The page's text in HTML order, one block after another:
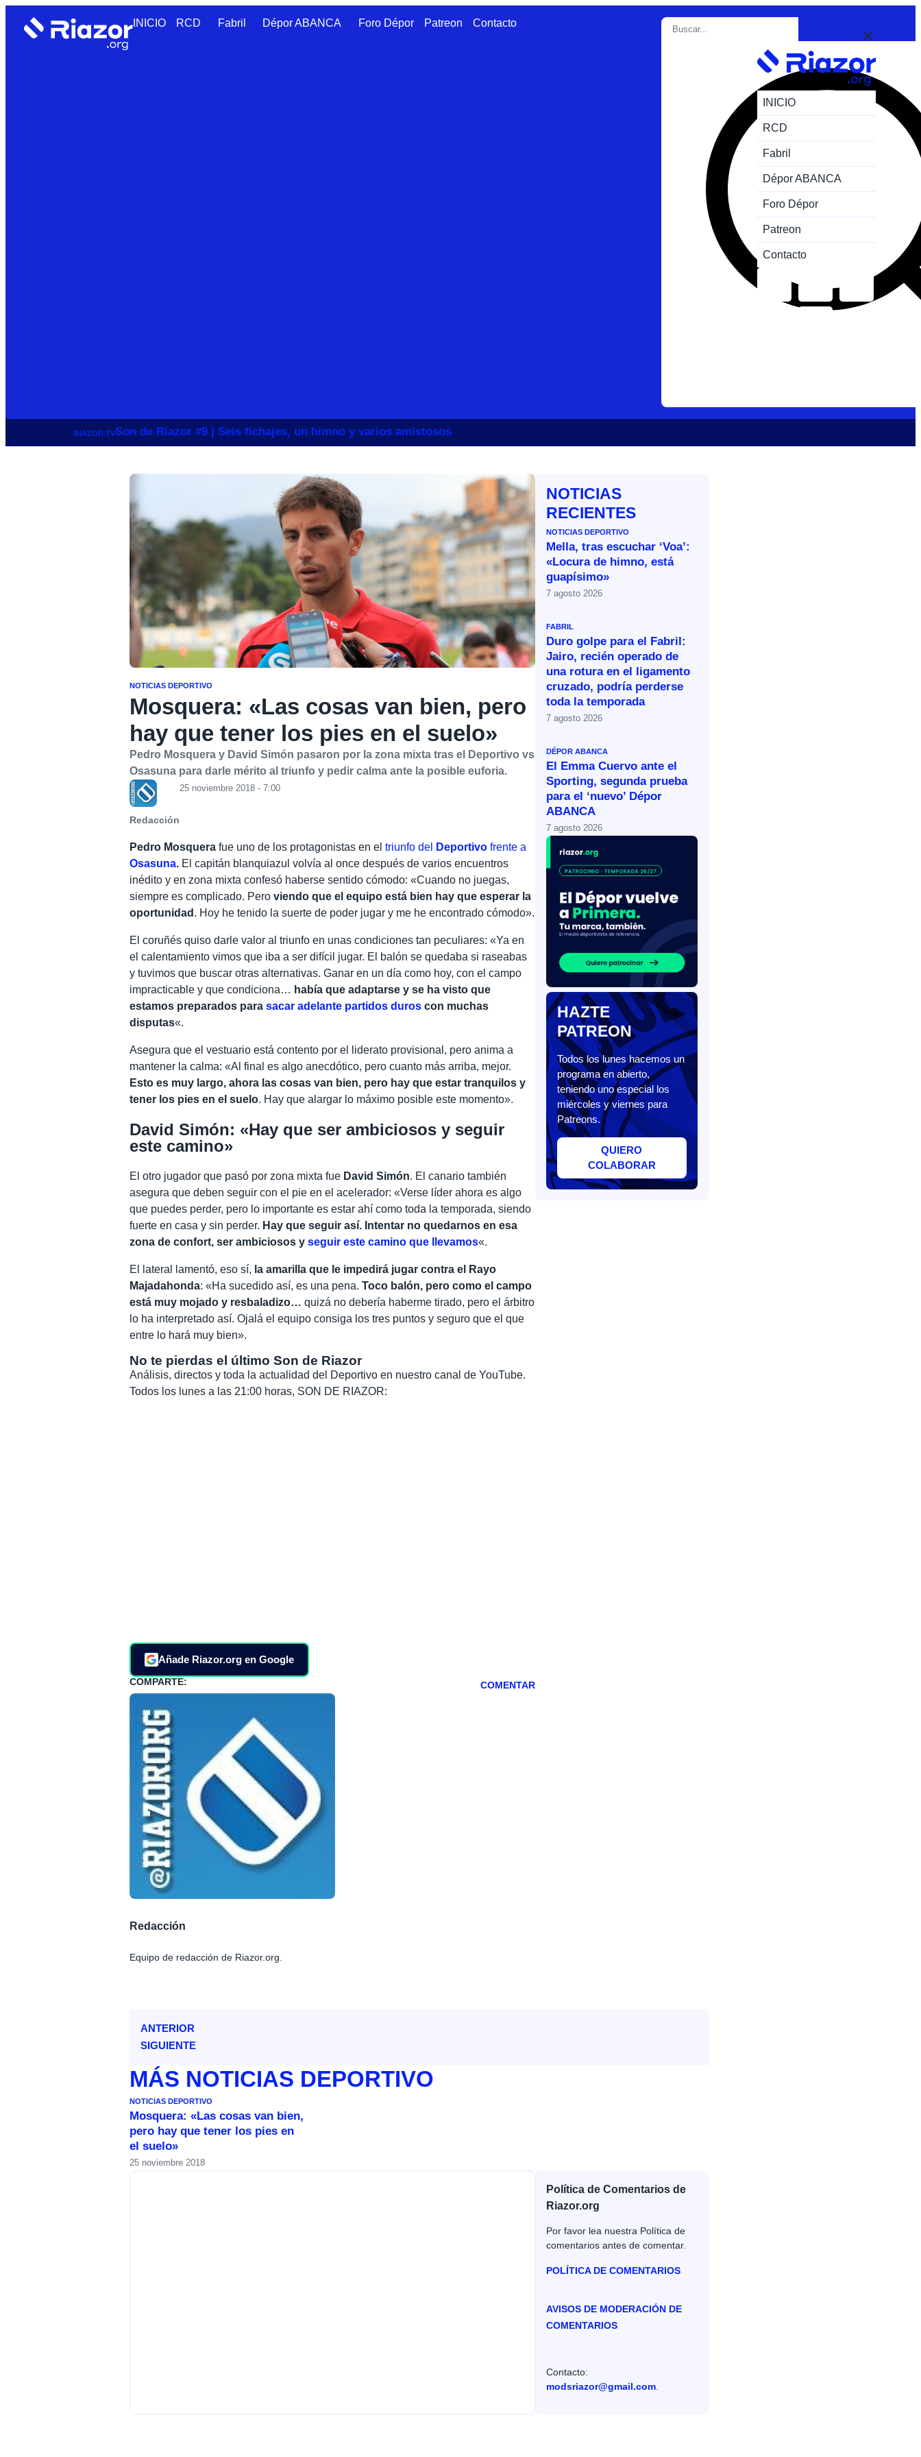
INICIO RCD Fabril Dépor ABANCA Foro Dépor Patreon Contacto
INICIO
RCD
Fabril
Dépor ABANCA
Foro Dépor
Patreon
Contacto
RIAZOR.TVSon de Riazor #9 | Seis fichajes, un himno y varios amistosos
NOTICIAS DEPORTIVO
Mosquera: «Las cosas van bien, pero
hay que tener los pies en el suelo»
Pedro Mosquera y David Simón pasaron por la zona mixta tras el Deportivo vs
Osasuna para darle mérito al triunfo y pedir calma ante la posible euforia.
Redacción
25 noviembre 2018 - 7:00
Pedro Mosquera fue uno de los protagonistas en eltriunfo del Deportivo frente a
Osasuna. El capitán blanquiazul volvía al once después de varios encuentros
inédito y en zona mixta confesó haberse sentido cómodo: «Cuando no juegas,
siempre es complicado. Peroviendo que el equipo está bien hay que esperar la
oportunidad . Hoy he tenido la suerte de poder jugar y me he encontrado cómodo».
El coruñés quiso darle valor al triunfo en unas condiciones tan peculiares: «Ya en
el calentamiento vimos que iba a ser difícil jugar. El balón se quedaba si raseabas
y tuvimos que buscar otras alternativas. Ganar en un día como hoy, con el campo
impracticable y que condiciona… había que adaptarse y se ha visto que
estamos preparados parasacar adelante partidos duros con muchas
disputas«.
Asegura que el vestuario está contento por el liderato provisional, pero anima a
mantener la calma: «Al final es algo anecdótico, pero cuanto más arriba, mejor.
Esto es muy largo, ahora las cosas van bien, pero hay que estar tranquilos y
tener los pies en el suelo. Hay que alargar lo máximo posible este momento».
David Simón: «Hay que ser ambiciosos y seguir
este camino»
El otro jugador que pasó por zona mixta fue David Simón. El canario también
asegura que deben seguir con el pie en el acelerador: «Verse líder ahora es algo
que puedes perder, pero lo importante es estar ahí como toda la temporada, siendo
fuerte en casa y sin perder. Hay que seguir así. Intentar no quedarnos en esa
zona de confort, ser ambiciosos yseguir este camino que llevamos«.
El lateral lamentó, eso sí, la amarilla que le impedirá jugar contra el Rayo
Majadahonda: «Ha sucedido así, es una pena.Toco balón, pero como el campo
está muy mojado y resbaladizo… quizá no debería haberme tirado, pero el árbitro
lo ha interpretado así. Ojalá el equipo consiga los tres puntos y seguro que el que
entre lo hará muy bien».
No te pierdas el último Son de Riazor
Análisis, directos y toda la actualidad del Deportivo en nuestro canal de YouTube.
Todos los lunes a las 21:00 horas, SON DE RIAZOR:
Añade Riazor.org en Google
COMPARTE: COMENTAR
Redacción
Equipo de redacción de Riazor.org.
NOTICIAS
RECIENTES
NOTICIAS DEPORTIVO
Mella, tras escuchar ‘Voa’:
«Locura de himno, está
guapísimo»
7 agosto 2026
FABRIL
Duro golpe para el Fabril:
Jairo, recién operado de
una rotura en el ligamento
cruzado, podría perderse
toda la temporada
7 agosto 2026
DÉPOR ABANCA
El Emma Cuervo ante el
Sporting, segunda prueba
para el ‘nuevo’ Dépor
ABANCA
7 agosto 2026
HAZTE
PATREON
Todos los lunes hacemos un
programa en abierto,
teniendo uno especial los
miércoles y viernes para
Patreons.
QUIERO
COLABORAR
ANTERIOR
SIGUIENTE
MÁS NOTICIAS DEPORTIVO
NOTICIAS DEPORTIVO
Mosquera: «Las cosas van bien,
pero hay que tener los pies en
el suelo»
25 noviembre 2018
Política de Comentarios de
Riazor.org
Por favor lea nuestra Política de
comentarios antes de comentar.
POLÍTICA DE COMENTARIOS
AVISOS DE MODERACIÓN DE
COMENTARIOS
Contacto:
modsriazor@gmail.com.